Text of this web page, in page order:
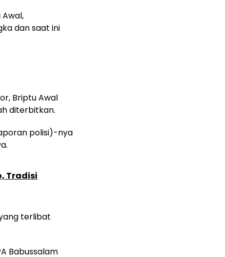
dan saat ini
Briptu Awal
diterbitkan.
polisi)-nya
Tradisi
terlibat
Babussalam